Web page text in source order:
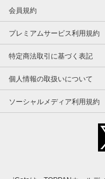
会員規約
プレミアムサービス利用規約
特定商法取引に基づく表記
個人情報の取扱いについて
ソーシャルメディア利用規約